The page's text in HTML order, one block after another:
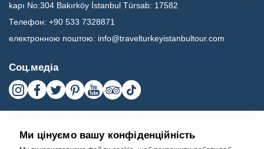
kapı No:304 Bakırköy İstanbul Türsab: 17582
Телефон: +90 533 7328871
електронною поштою: info@travelturkeyistanbultour.com
Соц.медіа
Ми цінуємо вашу конфіденційність